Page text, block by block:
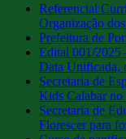
Referencial
Organização
Prefeitura de
Edital 001/2025
Data Unificada,
Secretaria de
Kids Calabar no
Secretaria de
Florescer para